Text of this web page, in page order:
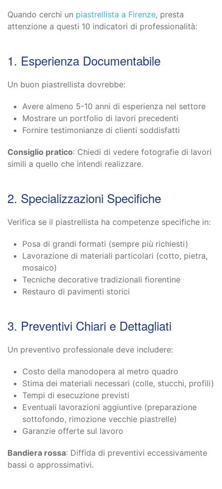
Quando cerchi un piastrellista a Firenze, presta
attenzione a questi 10 indicatori di professionalità:
1. Esperienza Documentabile
Un buon piastrellista dovrebbe:
Avere almeno 5-10 anni di esperienza nel settore
Mostrare un portfolio di lavori precedenti
Fornire testimonianze di clienti soddisfatti
Consiglio pratico: Chiedi di vedere fotografie di lavori
simili a quello che intendi realizzare.
2. Specializzazioni Specifiche
Verifica se il piastrellista ha competenze specifiche in:
Posa di grandi formati (sempre più richiesti)
Lavorazione di materiali particolari (cotto, pietra,
mosaico)
Tecniche decorative tradizionali fiorentine
Restauro di pavimenti storici
3. Preventivi Chiari e Dettagliati
Un preventivo professionale deve includere:
Costo della manodopera al metro quadro
Stima dei materiali necessari (colle, stucchi, profili)
Tempi di esecuzione previsti
Eventuali lavorazioni aggiuntive (preparazione
sottofondo, rimozione vecchie piastrelle)
Garanzie offerte sul lavoro
Bandiera rossa: Diffida di preventivi eccessivamente
bassi o approssimativi.